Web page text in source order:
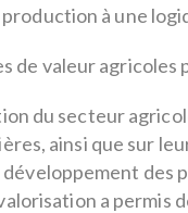
production à une
de valeur
du secteur
ainsi que sur
développement des
a permis